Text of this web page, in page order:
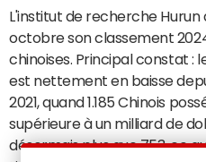
L'institut de recherche Hurun
octobre son classement
chinoises. Principal constat :
est nettement en baisse
2021, quand 1.185 Chinois
supérieure à un milliard de
désormais plus que 753, ce